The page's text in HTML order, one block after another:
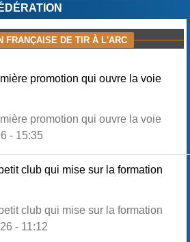
FRANÇAISE DE TIR À L'ARC
promotion qui ouvre la voie
promotion qui ouvre la voie
- 15:35
club qui mise sur la formation
club qui mise sur la formation
- 11:12